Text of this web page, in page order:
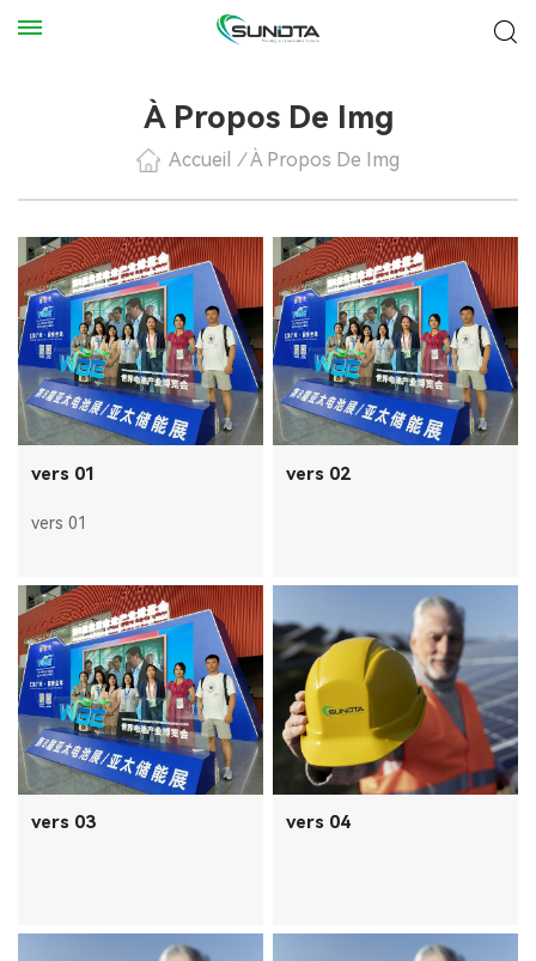
À Propos De Img
Accueil / À Propos De Img
vers 01
vers 01
vers 02
vers 03 vers 04